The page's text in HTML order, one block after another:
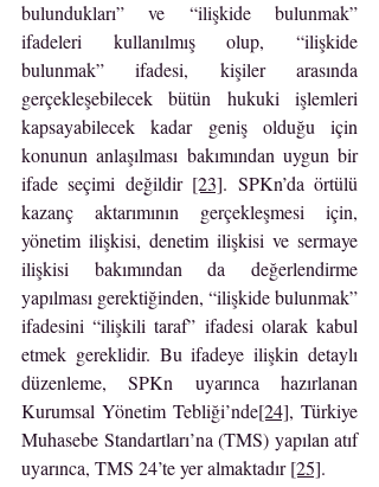
bulundukları” ve “ilişkide bulunmak”
ifadeleri kullanılmış olup, “ilişkide
bulunmak” ifadesi, kişiler arasında
gerçekleşebilecek bütün hukuki işlemleri
kapsayabilecek kadar geniş olduğu için
konunun anlaşılması bakımından uygun bir
ifade seçimi değildir [23]. SPKn’da örtülü
kazanç aktarımının gerçekleşmesi için,
yönetim ilişkisi, denetim ilişkisi ve sermaye
ilişkisi bakımından da değerlendirme
yapılması gerektiğinden, “ilişkide bulunmak”
ifadesini “ilişkili taraf” ifadesi olarak kabul
etmek gereklidir. Bu ifadeye ilişkin detaylı
düzenleme, SPKn uyarınca hazırlanan
Kurumsal Yönetim Tebliği’nde[24], Türkiye
Muhasebe Standartları’na (TMS) yapılan atıf
uyarınca, TMS 24’te yer almaktadır [25].